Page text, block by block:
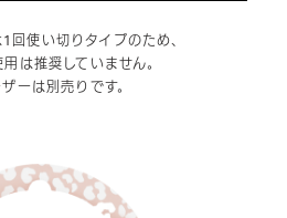
使い切りタイプのため、
は推奨していません。
ーは別売りです。